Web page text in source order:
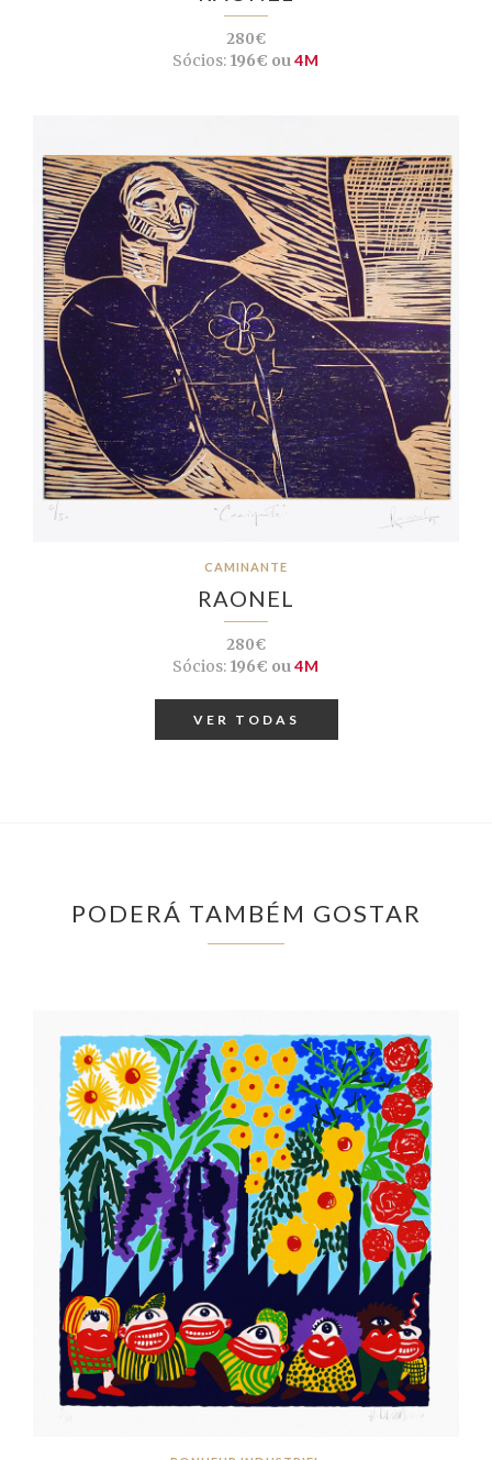
280€
Sócios: 196€ ou4M
CAMINANTE
RAONEL
280€
Sócios: 196€ ou4M
VER TODAS
PODERÁ TAMBÉM GOSTAR